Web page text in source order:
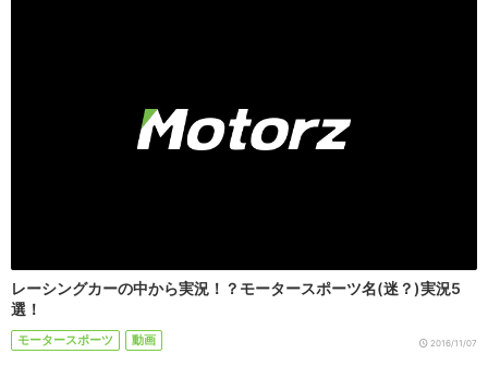
レーシングカーの中から実況！？モータースポーツ名(迷？)実況5
選！
モータースポーツ 動画 2016/11/07